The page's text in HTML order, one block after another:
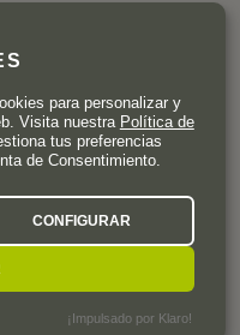
para personalizar y
Visita nuestra Política de
tus preferencias
de Consentimiento.
CONFIGURAR
¡Impulsado por Klaro!